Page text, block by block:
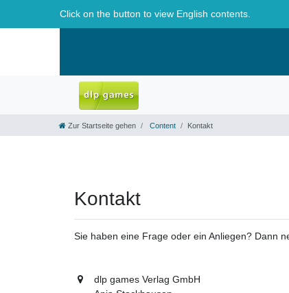
Click on the button to view English contents.
Zur Startseite gehen Content Kontakt
Kontakt
Sie haben eine Frage oder ein Anliegen? Dann
dlp games Verlag GmbH